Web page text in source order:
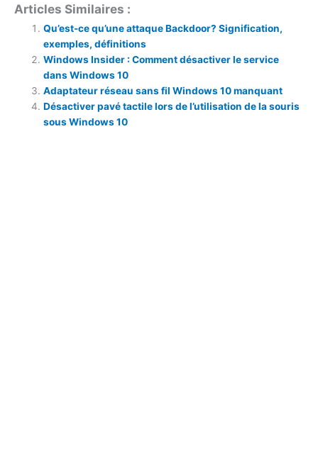
Articles Similaires :
Qu’est-ce qu’une attaque Backdoor? Signification,
exemples, définitions
Windows Insider : Comment désactiver le service
dans Windows 10
Adaptateur réseau sans fil Windows 10 manquant
Désactiver pavé tactile lors de l’utilisation de la souris
sous Windows 10